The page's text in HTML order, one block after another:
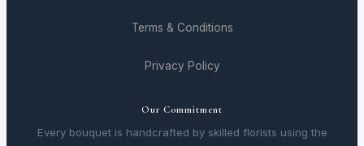
Terms & Conditions
Privacy Policy
Our Commitment
Every bouquet is handcrafted by skilled florists using the